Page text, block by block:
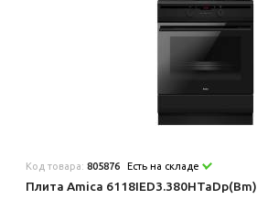
Код товара:805876 Есть на складе
Плита Amica 6118IED3.380HTaDp(Bm)